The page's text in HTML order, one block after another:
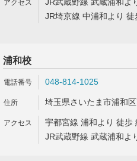
JR埼京線 中浦和より
浦和校
048-814-1025
埼玉県さいたま市浦和
宇都宮線 浦和より 徒歩
JR武蔵野線 武蔵浦和よ